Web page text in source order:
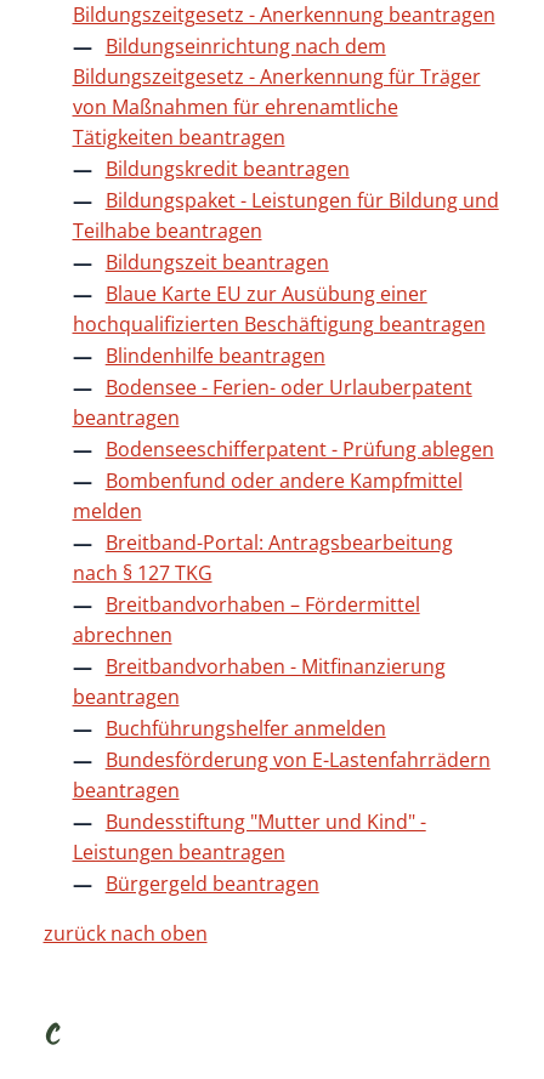
Bildungszeitgesetz - Anerkennung beantragen
Bildungseinrichtung nach dem
Bildungszeitgesetz - Anerkennung für Träger
von Maßnahmen für ehrenamtliche
Tätigkeiten beantragen
Bildungskredit beantragen
Bildungspaket - Leistungen für Bildung und
Teilhabe beantragen
Bildungszeit beantragen
Blaue Karte EU zur Ausübung einer
hochqualifizierten Beschäftigung beantragen
Blindenhilfe beantragen
Bodensee - Ferien- oder Urlauberpatent
beantragen
Bodenseeschifferpatent - Prüfung ablegen
Bombenfund oder andere Kampfmittel
melden
Breitband-Portal: Antragsbearbeitung
nach § 127 TKG
Breitbandvorhaben – Fördermittel
abrechnen
Breitbandvorhaben - Mitfinanzierung
beantragen
Buchführungshelfer anmelden
Bundesförderung von E-Lastenfahrrädern
beantragen
Bundesstiftung "Mutter und Kind" -
Leistungen beantragen
Bürgergeld beantragen
zurück nach oben
C